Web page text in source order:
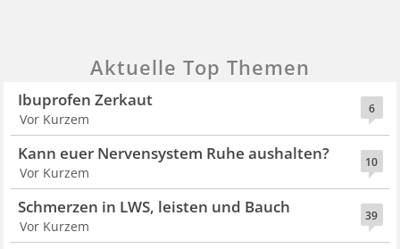
Aktuelle Top Themen
6
Ibuprofen Zerkaut
Vor Kurzem
10
Kann euer Nervensystem Ruhe aushalten?
Vor Kurzem
39
Schmerzen in LWS, leisten und Bauch
Vor Kurzem